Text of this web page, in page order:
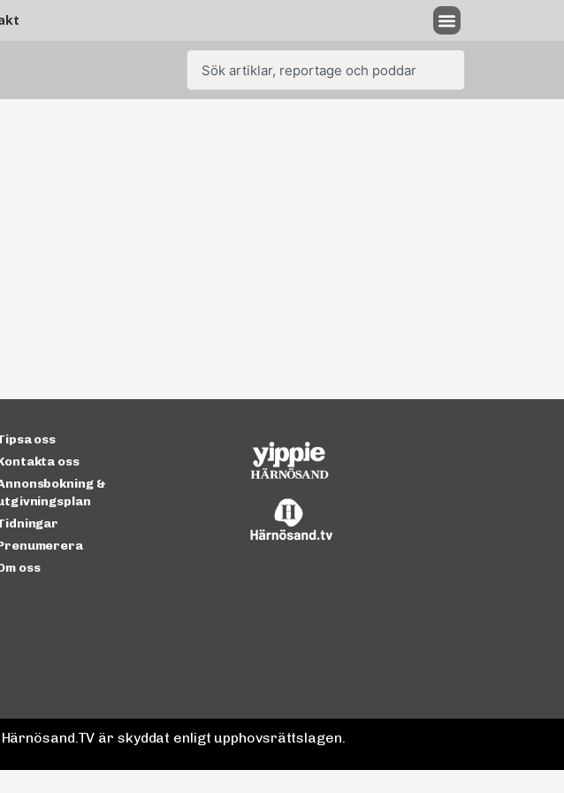
oss
oss
&
oss
är skyddat enligt upphovsrättslagen.